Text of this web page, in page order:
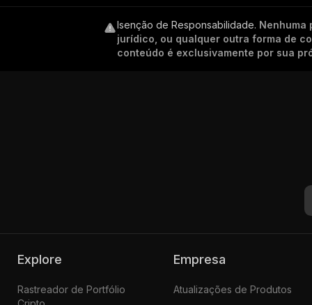
Isenção de Responsabilidade. Nenhuma
jurídico, ou qualquer outra forma de
conteúdo é exclusivamente por sua
Explore
Rastreador de Portfólio
Empresa
Atualizações de Produtos